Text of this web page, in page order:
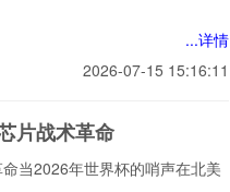
...详情
2026-07-15 15:16:11
片战术革命
当2026年世界杯的哨声在北美